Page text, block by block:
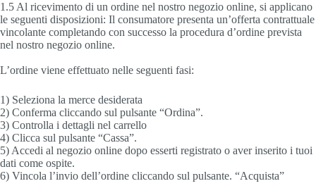
1.5 Al ricevimento di un ordine nel nostro negozio online, si applicano
le seguenti disposizioni: Il consumatore presenta un’offerta contrattuale
vincolante completando con successo la procedura d’ordine prevista
nel nostro negozio online.
L’ordine viene effettuato nelle seguenti fasi:
1) Seleziona la merce desiderata
2) Conferma cliccando sul pulsante “Ordina”.
3) Controlla i dettagli nel carrello
4) Clicca sul pulsante “Cassa”.
5) Accedi al negozio online dopo esserti registrato o aver inserito i tuoi
dati come ospite.
6) Vincola l’invio dell’ordine cliccando sul pulsante. “Acquista”